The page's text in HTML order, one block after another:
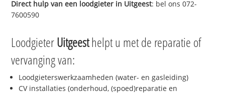
Direct hulp van een loodgieter in Uitgeest: bel ons 072-
7600590
LoodgieterUitgeesthelpt u met de reparatie of
vervanging van:
Loodgieterswerkzaamheden (water- en gasleiding)
CV installaties (onderhoud, (spoed)reparatie en